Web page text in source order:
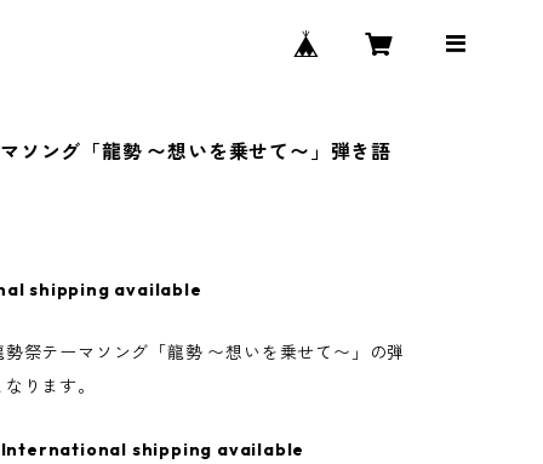
ソング「龍勢 〜想いを乗せて〜」弾き語
shipping available
祭テーマソング「龍勢 〜想いを乗せて〜」の弾
ります。
International shipping available